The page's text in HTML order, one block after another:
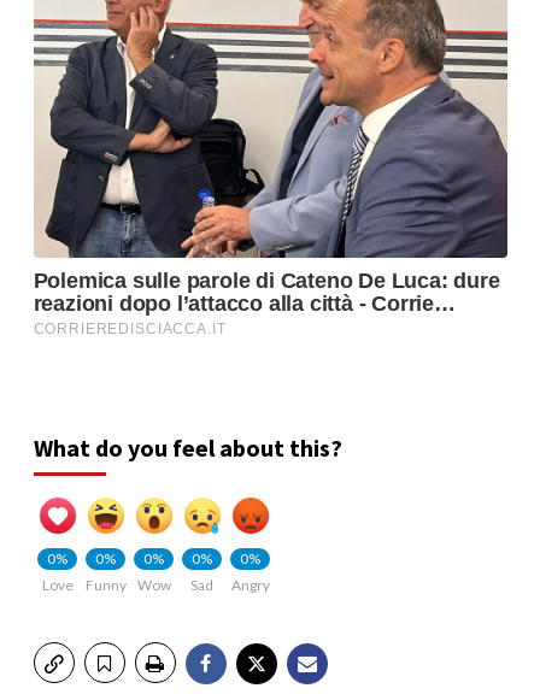
What do you feel about this?
0%
Love
0%
Funny
0%
Wow
0%
Sad
0%
Angry